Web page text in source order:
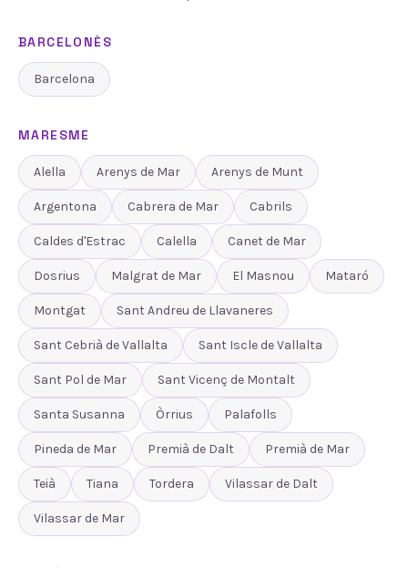
BARCELONÈS
Barcelona
MARESME
Alella Arenys de Mar Arenys de Munt
Argentona Cabrera de Mar Cabrils
Caldes d'Estrac Calella Canet de Mar
Dosrius Malgrat de Mar El Masnou Mataró
Montgat Sant Andreu de Llavaneres
Sant Cebrià de Vallalta Sant Iscle de Vallalta
Sant Pol de Mar Sant Vicenç de Montalt
Santa Susanna Òrrius Palafolls
Pineda de Mar Premià de Dalt Premià de Mar
Teià Tiana Tordera Vilassar de Dalt
Vilassar de Mar